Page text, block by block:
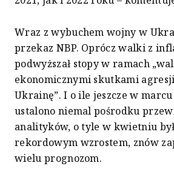
Wraz z wybuchem wojny w
przekaz NBP. Oprócz walki z
podwyższał stopy w ramach
ekonomicznymi skutkami
Ukrainę”. I o ile jeszcze w
ustalono niemal pośrodku
analityków, o tyle w kwietniu
rekordowym wzrostem, znów
wielu prognozom.